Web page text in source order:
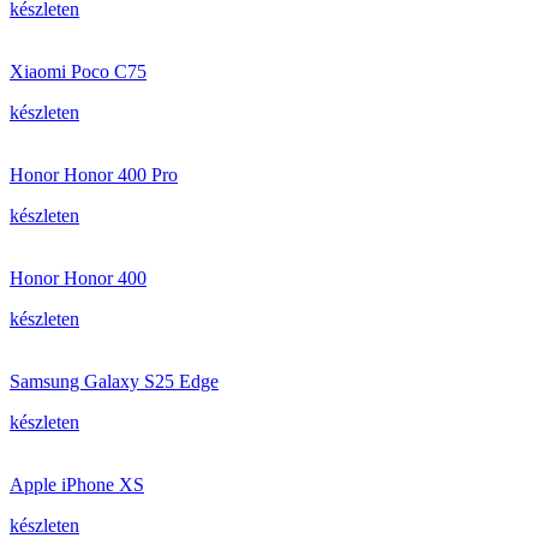
készleten
Xiaomi Poco C75
készleten
Honor Honor 400 Pro
készleten
Honor Honor 400
készleten
Samsung Galaxy S25 Edge
készleten
Apple iPhone XS
készleten